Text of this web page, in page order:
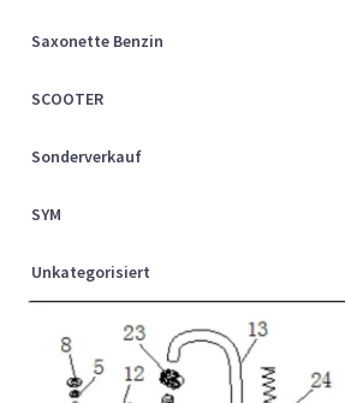
Saxonette Benzin
SCOOTER
Sonderverkauf
SYM
Unkategorisiert